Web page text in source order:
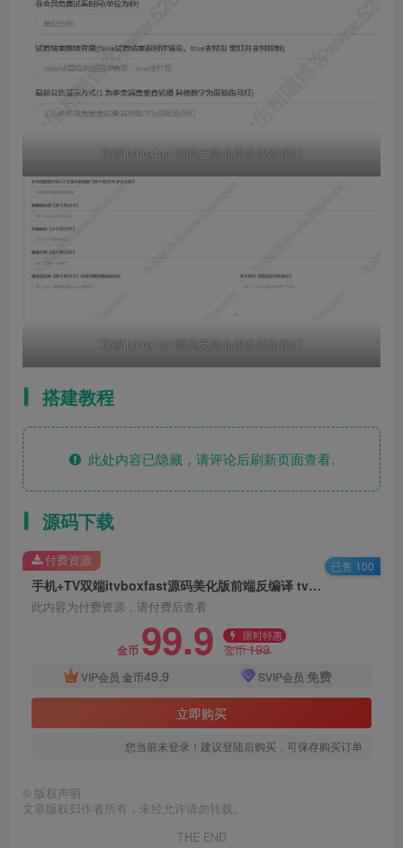
双端itvboxfast源码支持仓库多线路接口
双端itvboxfast源码支持仓库多线路接口
搭建教程
此处内容已隐藏，请评论后刷新页面查看.
源码下载
手机+TV双端itvboxfast源码美化版前端反编译 tvbox二开带会员系统如意版影视APP源码
此内容为付费资源，请付费后查看
金币 99.9 限时特惠
金币199
VIP会员 金币49.9 SVIP会员 免费
立即购买
您当前未登录！建议登陆后购买，可保存购买订单
付费资源 已售 100
© 版权声明
文章版权归作者所有，未经允许请勿转载。
THE END